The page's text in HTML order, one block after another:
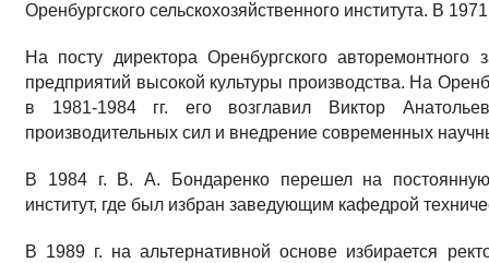
Оренбургского сельскохозяйственного института. В
На посту директора Оренбургского
предприятий высокой культуры производства. На
в 1981-1984 гг. его возглавил Виктор
производительных сил и внедрение современных
В 1984 г. В. А. Бондаренко перешел на постоянную
институт, где был избран заведующим кафедрой
В 1989 г. на альтернативной основе избирается